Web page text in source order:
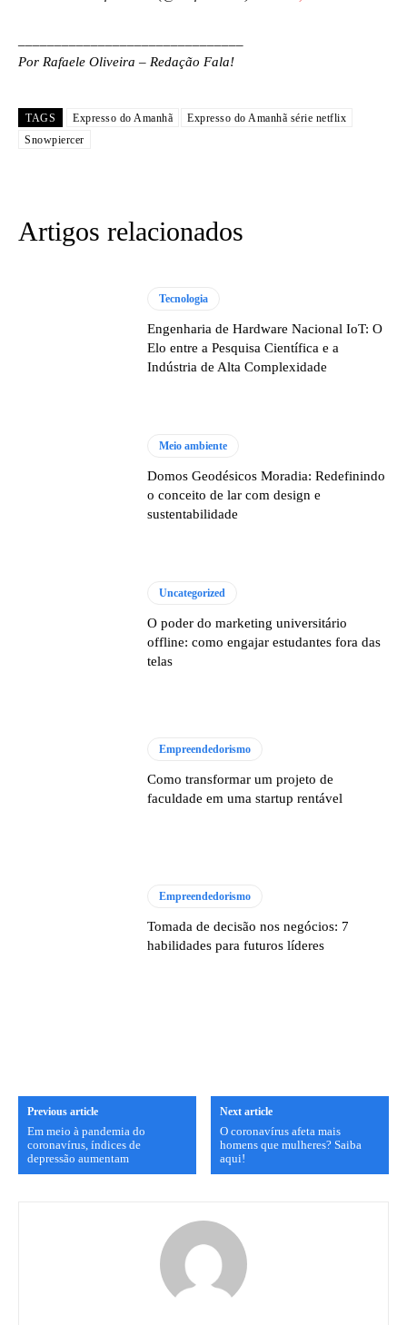
Por Rafaele Oliveira – Redação Fala!
TAGS Expresso do Amanhã
Expresso do Amanhã série netflix
Snowpiercer
Artigos relacionados
Tecnologia
Engenharia de Hardware Nacional IoT: O
Elo entre a Pesquisa Científica e a
Indústria de Alta Complexidade
Meio ambiente
Domos Geodésicos Moradia: Redefinindo
o conceito de lar com design e
sustentabilidade
Uncategorized
O poder do marketing universitário
offline: como engajar estudantes fora das
telas
Empreendedorismo
Como transformar um projeto de
faculdade em uma startup rentável
Empreendedorismo
Tomada de decisão nos negócios: 7
habilidades para futuros líderes
Previous article
Em meio à pandemia do
coronavírus, índices de
depressão aumentam
Next article
O coronavírus afeta mais
homens que mulheres? Saiba
aqui!